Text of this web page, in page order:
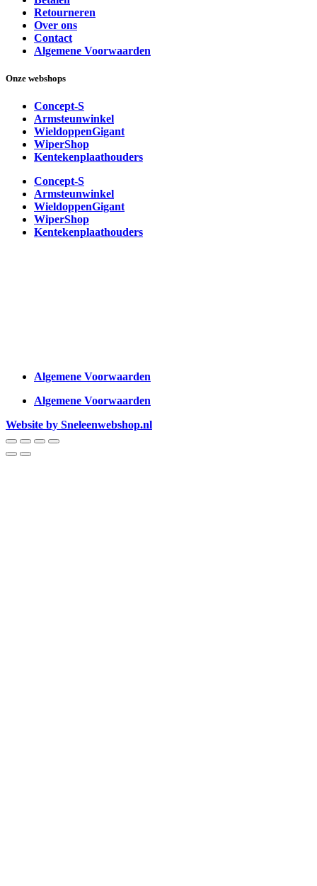
Retourneren
Over ons
Contact
Algemene Voorwaarden
Onze webshops
Concept-S
Armsteunwinkel
WieldoppenGigant
WiperShop
Kentekenplaathouders
Concept-S
Armsteunwinkel
WieldoppenGigant
WiperShop
Kentekenplaathouders
Algemene Voorwaarden
Algemene Voorwaarden
Website by Sneleenwebshop.nl